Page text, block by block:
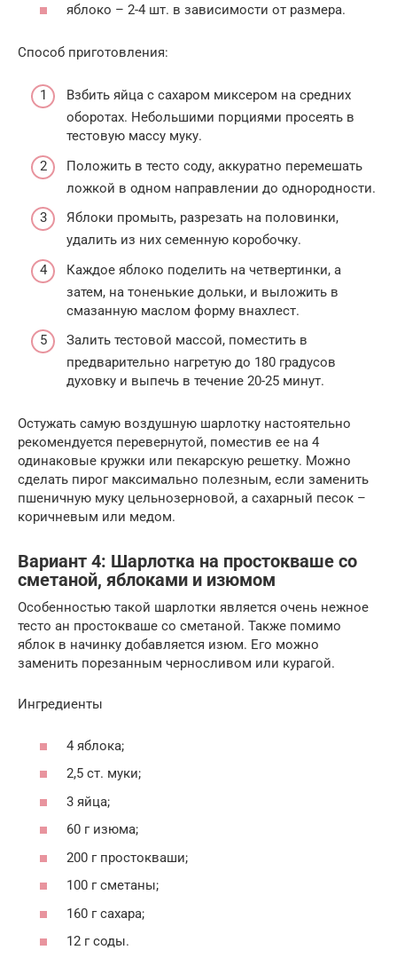
яблоко – 2-4 шт. в зависимости от размера.
Способ приготовления:
Взбить яйца с сахаром миксером на средних
оборотах. Небольшими порциями просеять в
тестовую массу муку.
Положить в тесто соду, аккуратно перемешать
ложкой в одном направлении до однородности.
Яблоки промыть, разрезать на половинки,
удалить из них семенную коробочку.
Каждое яблоко поделить на четвертинки, а
затем, на тоненькие дольки, и выложить в
смазанную маслом форму внахлест.
Залить тестовой массой, поместить в
предварительно нагретую до 180 градусов
духовку и выпечь в течение 20-25 минут.
Остужать самую воздушную шарлотку настоятельно
рекомендуется перевернутой, поместив ее на 4
одинаковые кружки или пекарскую решетку. Можно
сделать пирог максимально полезным, если заменить
пшеничную муку цельнозерновой, а сахарный песок –
коричневым или медом.
Вариант 4: Шарлотка на простокваше со
сметаной, яблоками и изюмом
Особенностью такой шарлотки является очень нежное
тесто ан простокваше со сметаной. Также помимо
яблок в начинку добавляется изюм. Его можно
заменить порезанным черносливом или курагой.
Ингредиенты
4 яблока;
2,5 ст. муки;
3 яйца;
60 г изюма;
200 г простокваши;
100 г сметаны;
160 г сахара;
12 г соды.